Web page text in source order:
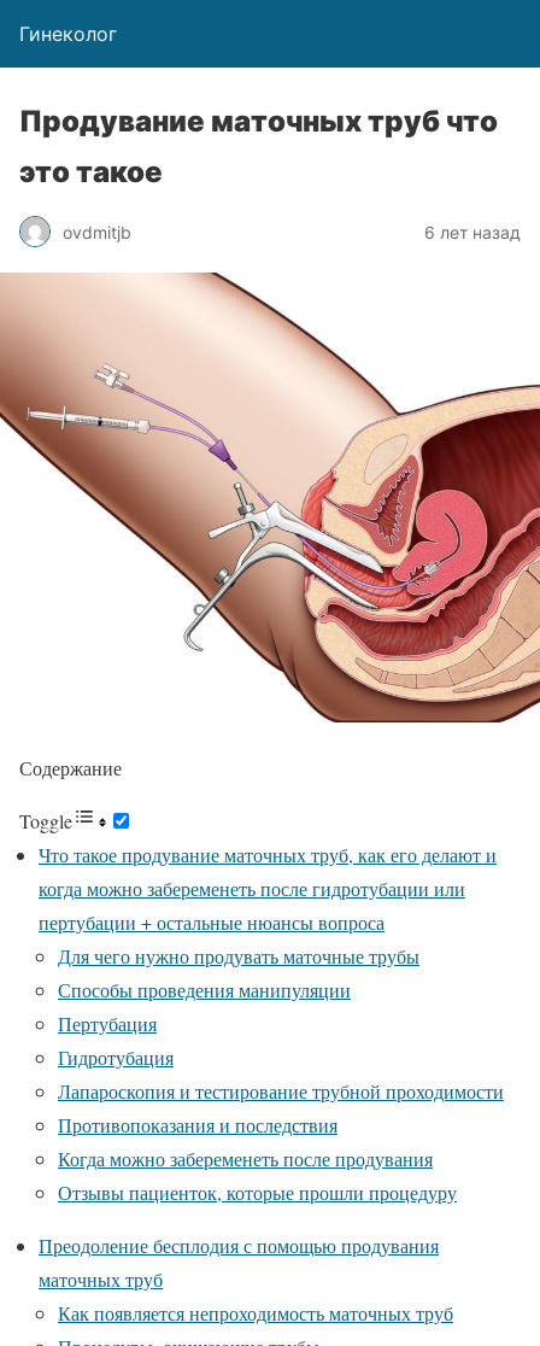
Гинеколог
Продувание маточных труб что
это такое
ovdmitjb 6 лет назад
Содержание
Toggle
Что такое продувание маточных труб, как его делают и
когда можно забеременеть после гидротубации или
пертубации + остальные нюансы вопроса
Для чего нужно продувать маточные трубы
Способы проведения манипуляции
Пертубация
Гидротубация
Лапароскопия и тестирование трубной проходимости
Противопоказания и последствия
Когда можно забеременеть после продувания
Отзывы пациенток, которые прошли процедуру
Преодоление бесплодия с помощью продувания
маточных труб
Как появляется непроходимость маточных труб